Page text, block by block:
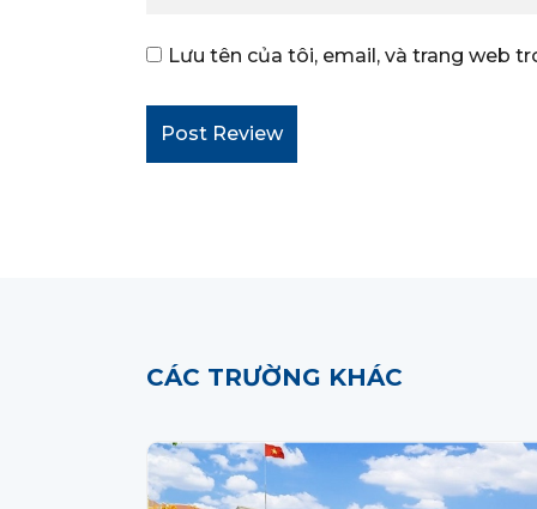
Lưu tên của tôi, email, và trang web
CÁC TRƯỜNG KHÁC